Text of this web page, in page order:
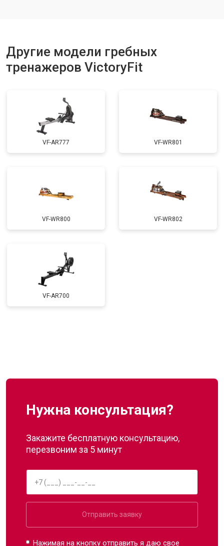
Другие модели гребных
тренажеров VictoryFit
VF-AR777 VF-WR801
VF-WR800 VF-WR802
VF-AR700
Нужна консультация?
Закажите бесплатную консультацию,
перезвоним за 5 минут
Отправить заявку
Нажимая на кнопку отправить я даю свое